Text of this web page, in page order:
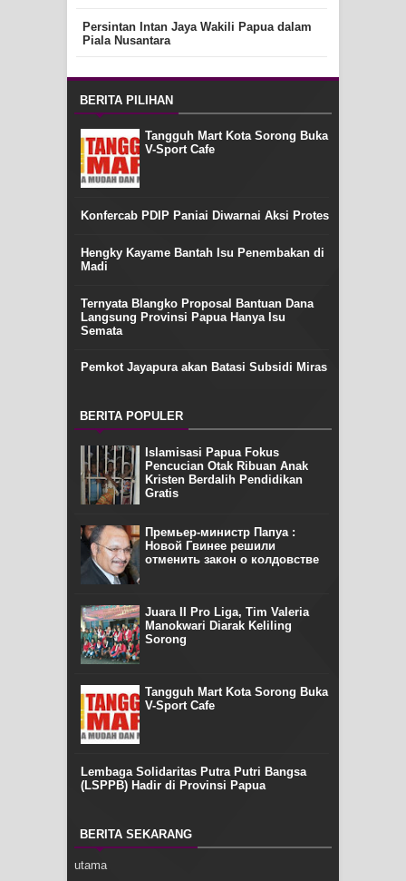
Persintan Intan Jaya Wakili Papua dalam
Piala Nusantara
BERITA PILIHAN
Tangguh Mart Kota Sorong Buka
V-Sport Cafe
Konfercab PDIP Paniai Diwarnai Aksi Protes
Hengky Kayame Bantah Isu Penembakan di
Madi
Ternyata Blangko Proposal Bantuan Dana
Langsung Provinsi Papua Hanya Isu
Semata
Pemkot Jayapura akan Batasi Subsidi Miras
BERITA POPULER
Islamisasi Papua Fokus
Pencucian Otak Ribuan Anak
Kristen Berdalih Pendidikan
Gratis
Премьер-министр Папуа :
Новой Гвинее решили
отменить закон о колдовстве
Juara II Pro Liga, Tim Valeria
Manokwari Diarak Keliling
Sorong
Tangguh Mart Kota Sorong Buka
V-Sport Cafe
Lembaga Solidaritas Putra Putri Bangsa
(LSPPB) Hadir di Provinsi Papua
BERITA SEKARANG
utama